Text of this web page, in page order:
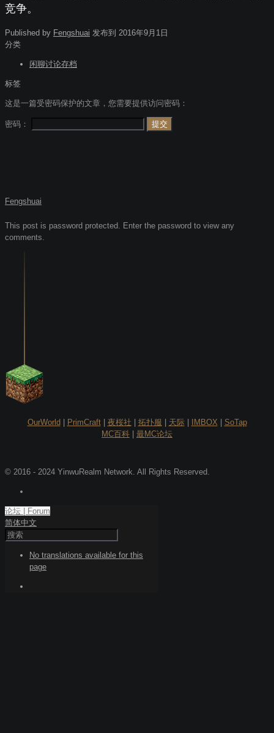
竞争。
Published by Fengshuai 发布到 2016年9月1日
分类
闲聊讨论存档
标签
这是一篇受密码保护的文章，您需要提供访问密码：
密码：
Fengshuai
This post is password protected. Enter the password to view any
comments.
OurWorld PrimCraft| 夜桜社 拓扑服 天际| IMBOX
SoTap
MC百科
最MC论坛
© 2016 - 2024 YinwuRealm Network. All Rights Reserved.
论坛 | Forum
简体中文
No translations available for this
page